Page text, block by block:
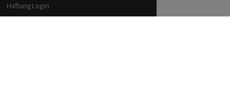
HaftungLogin